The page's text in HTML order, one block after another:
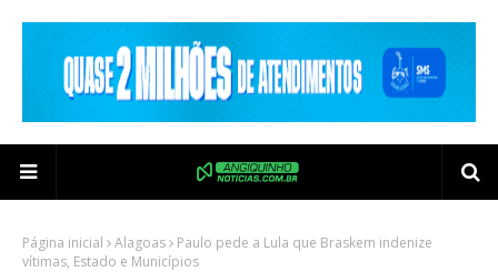
Página inicial Alagoas
Paulo pede a Lula que Braskem indenize
vítimas, Estado e Municípios